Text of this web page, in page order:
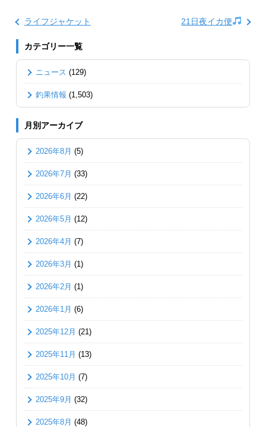
ライフジャケット 21日夜イカ便
カテゴリー一覧
ニュース (129)
釣果情報 (1,503)
月別アーカイブ
2026年8月 (5)
2026年7月 (33)
2026年6月 (22)
2026年5月 (12)
2026年4月 (7)
2026年3月 (1)
2026年2月 (1)
2026年1月 (6)
2025年12月 (21)
2025年11月 (13)
2025年10月 (7)
2025年9月 (32)
2025年8月 (48)